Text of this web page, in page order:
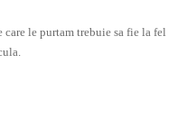
le purtam trebuie sa fie la fel